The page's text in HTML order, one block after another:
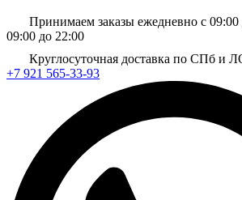
Принимаем заказы ежедневно с 09:00
09:00 до 22:00
Круглосуточная доставка по СПб и
+7 921 565-33-93